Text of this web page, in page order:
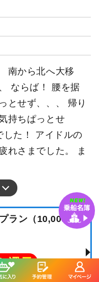
南から北へ大移
ならば！ 腰を据
とせず、、、 帰り
持ちぱっとせ
した！ アイドルの
れさまでした。 ま
ラン（10,000～1
還元